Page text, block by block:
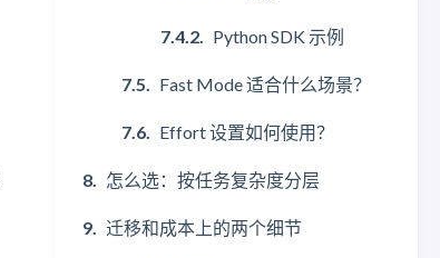
Python SDK 示例
Fast Mode 适合什么场景？
Effort 设置如何使用？
怎么选：按任务复杂度分层
迁移和成本上的两个细节